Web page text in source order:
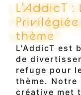
L'AddicT
thème
L'AddicT est
de
refuge pour
thème. Notre
créative met